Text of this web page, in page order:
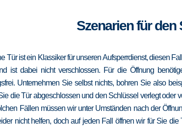
Szenarien für den
Tür ist ein Klassiker für unseren Aufsperrdienst, diesen
ist dabei nicht verschlossen. Für die Öffnung
Unternehmen Sie selbst nichts, bohren Sie also
die Tür abgeschlossen und den Schlüssel verlegt
Fällen müssen wir unter Umständen nach der
nicht helfen, doch auf jeden Fall öffnen wir für Sie